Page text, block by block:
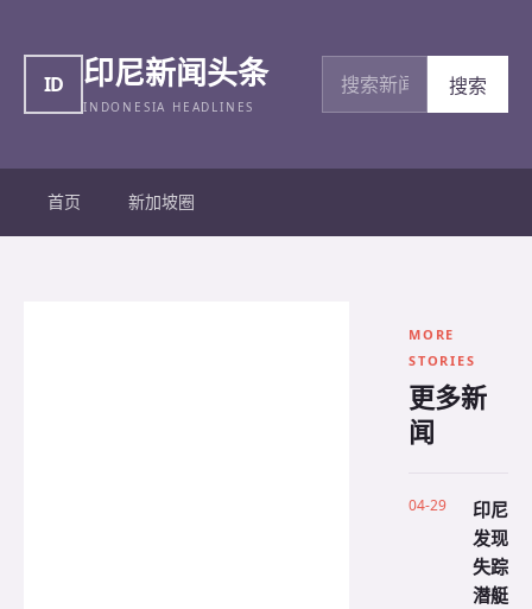
ID 印尼新闻头条
INDONESIA HEADLINES
搜索新闻
搜索
首页 新加坡圈
MORE
STORIES
更多新
闻
04-29
印尼
发现
失踪
潜艇